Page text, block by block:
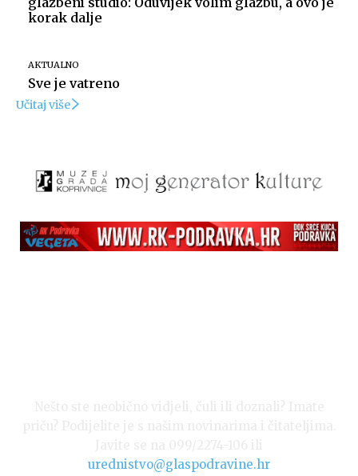
korak dalje
AKTUALNO
Sve je vatreno
Učitaj više
urednistvo@glaspodravine.hr